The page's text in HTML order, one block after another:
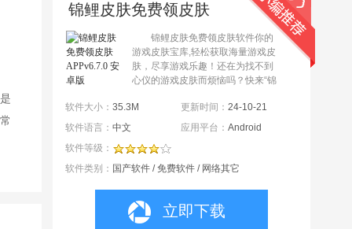
锦鲤皮肤免费领皮肤
APPv6.7.0 安卓版
锦鲤皮肤免费领皮肤软件你的
游戏皮肤宝库,轻松获取海量游戏皮
肤，尽享游戏乐趣！还在为找不到
心仪的游戏皮肤而烦恼吗？快来“锦
想玩游戏又想省钱？“锦鲤皮
肤”App助你轻松获...
软件大小： 35.3M 更新时间： 24-10-21
软件语言： 中文 应用平台： Android
软件等级：
软件类别： 国产软件 / 免费软件 / 网络其它
立即下载